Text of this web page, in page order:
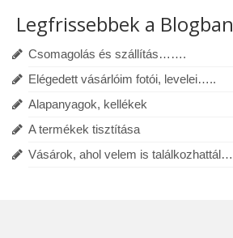
Legfrissebbek a Blogban
Csomagolás és szállítás…….
Elégedett vásárlóim fotói, levelei…..
Alapanyagok, kellékek
A termékek tisztítása
Vásárok, ahol velem is találkozhattál…